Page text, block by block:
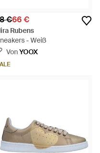
€66 €
Rubens
- Weiß
VonYOOX